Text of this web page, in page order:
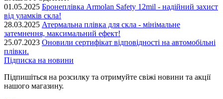
01.05.2025 Бронеплівка Armolan Safety 12mil - надійний захист
від уламків скла!
28.03.2025 Атермальна плівка для скла - мінімальне
затемнення, максимальний ефект!
25.07.2023 Оновили сертифікат відповідності на автомобільні
плівки.
Підписка на новини
Підпишіться на розсилку та отримуйте свіжі новини та акції
нашого магазину.